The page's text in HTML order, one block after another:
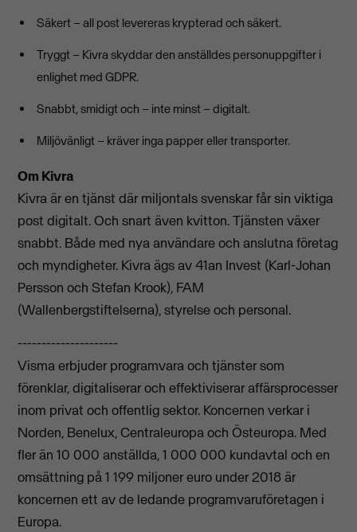
Säkert – all post levereras krypterad och säkert.
Tryggt – Kivra skyddar den anställdes personuppgifter i
enlighet med GDPR.
Snabbt, smidigt och – inte minst – digitalt.
Miljövänligt – kräver inga papper eller transporter.
Om Kivra
Kivra är en tjänst där miljontals svenskar får sin viktiga
post digitalt. Och snart även kvitton. Tjänsten växer
snabbt. Både med nya användare och anslutna företag
och myndigheter. Kivra ägs av 41an Invest (Karl-Johan
Persson och Stefan Krook), FAM
(Wallenbergstiftelserna), styrelse och personal.
---------------------
Visma erbjuder programvara och tjänster som
förenklar, digitaliserar och effektiviserar affärsprocesser
inom privat och offentlig sektor. Koncernen verkar i
Norden, Benelux, Centraleuropa och Östeuropa. Med
fler än 10 000 anställda, 1 000 000 kundavtal och en
omsättning på 1 199 miljoner euro under 2018 är
koncernen ett av de ledande programvaruföretagen i
Europa.